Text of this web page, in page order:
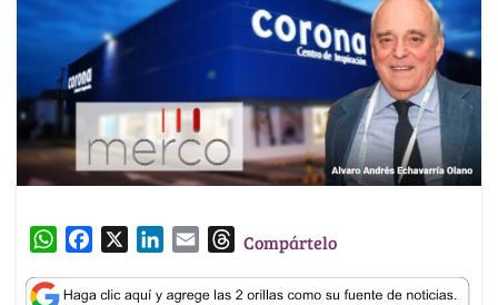
W
a
c
n
a
T
r
Compártelo